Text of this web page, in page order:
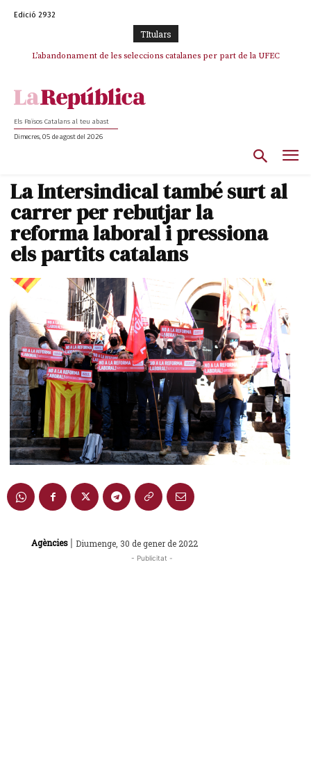
Edició 2932
TItulars
L’abandonament de les seleccions catalanes per part de la UFEC
Els Països Catalans al teu abast
Dimecres, 05 de agost del 2026
La Intersindical també surt al
carrer per rebutjar la
reforma laboral i pressiona
els partits catalans
Agències | Diumenge, 30 de gener de 2022
- Publicitat -